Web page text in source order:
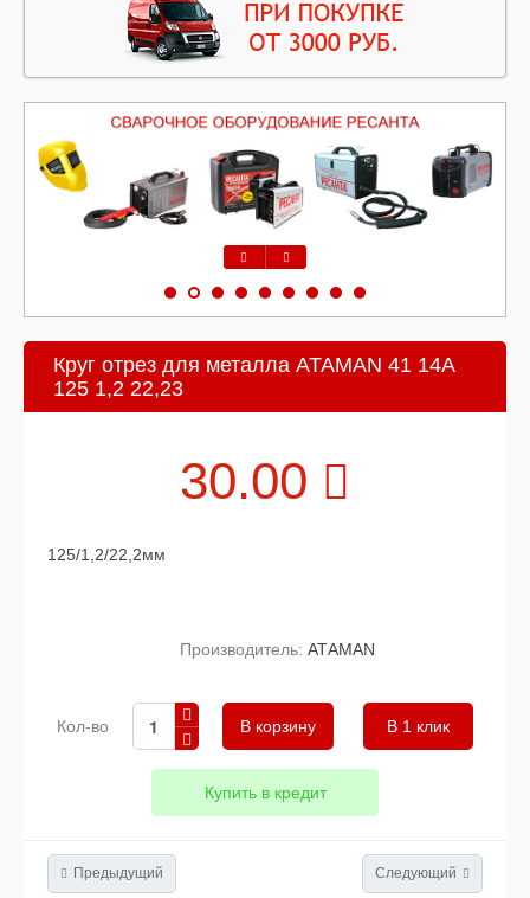
Круг отрез для металла ATAMAN 41 14А
125 1,2 22,23
30.00
125/1,2/22,2мм
Производитель: АТАМАN
Кол-во В 1 клик
Купить в кредит
Предыдущий Следующий